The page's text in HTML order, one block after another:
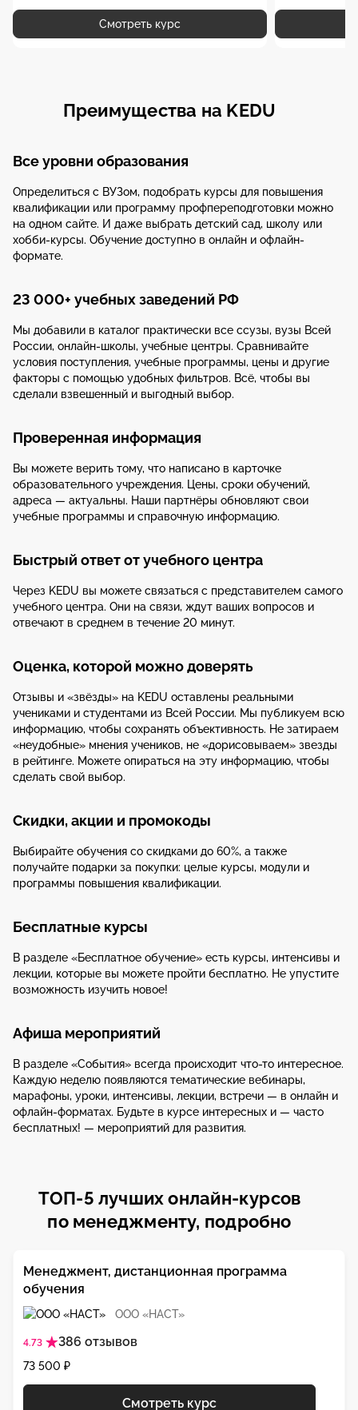
Смотреть курс
Преимущества на KEDU
Все уровни образования
Определиться с ВУЗом, подобрать курсы для повышения
квалификации или программу профпереподготовки можно
на одном сайте. И даже выбрать детский сад, школу или
хобби-курсы. Обучение доступно в онлайн и офлайн-
формате.
23 000+ учебных заведений РФ
Мы добавили в каталог практически все ссузы, вузы Всей
России, онлайн-школы, учебные центры. Сравнивайте
условия поступления, учебные программы, цены и другие
факторы с помощью удобных фильтров. Всё, чтобы вы
сделали взвешенный и выгодный выбор.
Проверенная информация
Вы можете верить тому, что написано в карточке
образовательного учреждения. Цены, сроки обучений,
адреса — актуальны. Наши партнёры обновляют свои
учебные программы и справочную информацию.
Быстрый ответ от учебного центра
Через KEDU вы можете связаться с представителем самого
учебного центра. Они на связи, ждут ваших вопросов и
отвечают в среднем в течение 20 минут.
Оценка, которой можно доверять
Отзывы и «звёзды» на KEDU оставлены реальными
учениками и студентами из Всей России. Мы публикуем всю
информацию, чтобы сохранять объективность. Не затираем
«неудобные» мнения учеников, не «дорисовываем» звезды
в рейтинге. Можете опираться на эту информацию, чтобы
сделать свой выбор.
Скидки, акции и промокоды
Выбирайте обучения со скидками до 60%, а также
получайте подарки за покупки: целые курсы, модули и
программы повышения квалификации.
Бесплатные курсы
В разделе «Бесплатное обучение» есть курсы, интенсивы и
лекции, которые вы можете пройти бесплатно. Не упустите
возможность изучить новое!
Афиша мероприятий
В разделе «События» всегда происходит что-то интересное.
Каждую неделю появляются тематические вебинары,
марафоны, уроки, интенсивы, лекции, встречи — в онлайн и
офлайн-форматах. Будьте в курсе интересных и — часто
бесплатных! — мероприятий для развития.
ТОП-5 лучших онлайн-курсов
по менеджменту, подробно
ООО «НАСТ»
4.73 386 отзывов
Менеджмент, дистанционная программа
обучения
73 500 ₽
Смотреть курс